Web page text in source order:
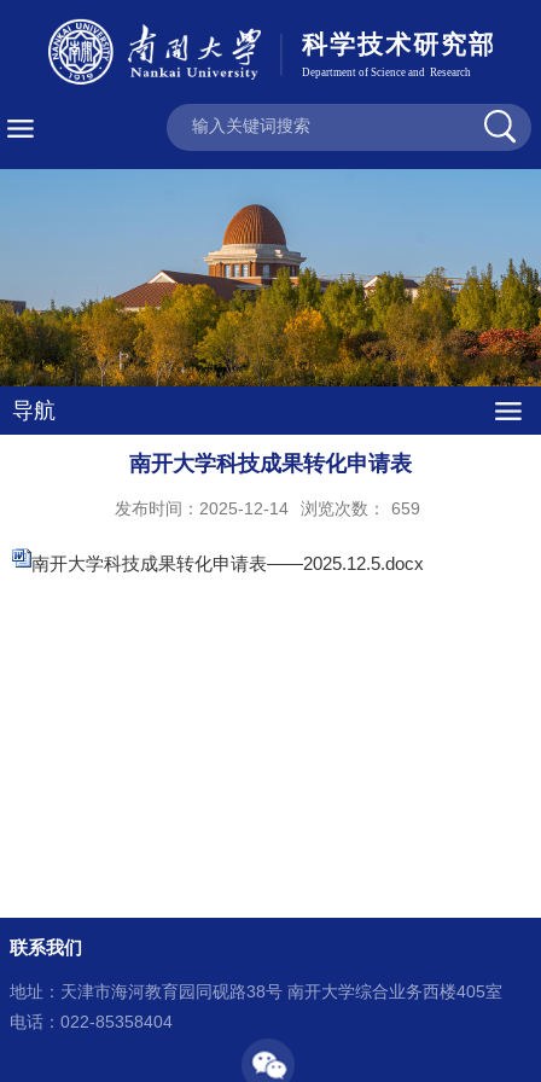
导航
南开大学科技成果转化申请表
发布时间：2025-12-14 浏览次数： 659
南开大学科技成果转化申请表——2025.12.5.docx
联系我们
地址：天津市海河教育园同砚路38号 南开大学综合业务西楼405室
电话：022-85358404